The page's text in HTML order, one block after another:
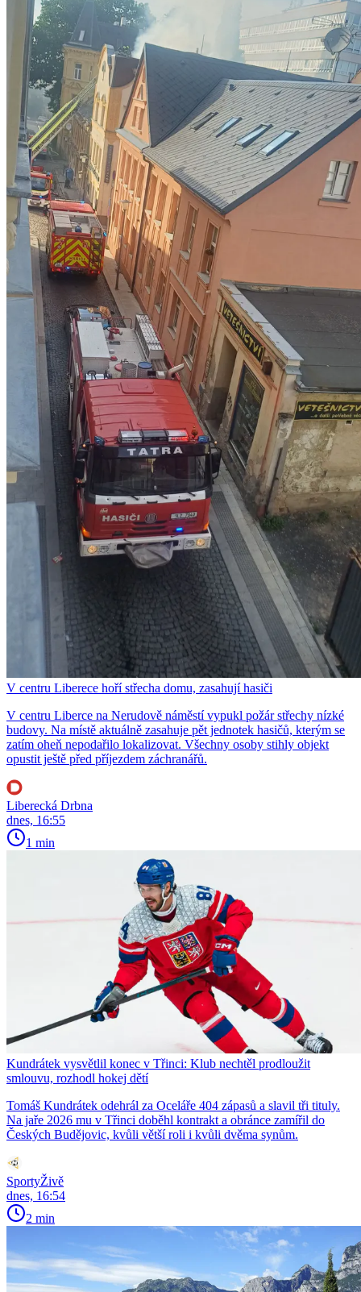
V centru Liberece hoří střecha domu, zasahují hasiči
V centru Liberce na Nerudově náměstí vypukl požár střechy nízké
budovy. Na místě aktuálně zasahuje pět jednotek hasičů, kterým se
zatím oheň nepodařilo lokalizovat. Všechny osoby stihly objekt
opustit ještě před příjezdem záchranářů.
Liberecká Drbna
dnes, 16:55
1 min
Kundrátek vysvětlil konec v Třinci: Klub nechtěl prodloužit
smlouvu, rozhodl hokej dětí
Tomáš Kundrátek odehrál za Oceláře 404 zápasů a slavil tři tituly.
Na jaře 2026 mu v Třinci doběhl kontrakt a obránce zamířil do
Českých Budějovic, kvůli větší roli i kvůli dvěma synům.
SportyŽivě
dnes, 16:54
2 min